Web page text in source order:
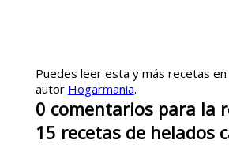
Puedes leer esta y más recetas en
autor Hogarmania.
0 comentariospara la
15 recetas de helados